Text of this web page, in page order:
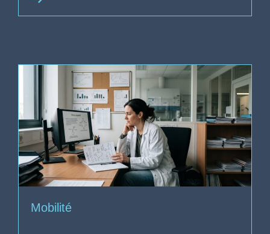
Mobilité